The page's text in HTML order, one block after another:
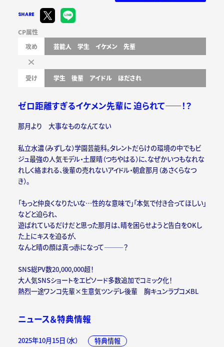
SHARE
CP属性
攻め
芸能人 学生 イケメン 先輩
受け 学生 後輩 アイドル ほだされ
ゼロ距離すぎるイケメン先輩に 迫られて――！？
那月より 大事なものなんてない
私立水濃（みずしな）学園芸能科。タレントだらけの環境の中でもビ
ジュ最強の人気モデル・土屋晴（つちやはる）に、なぜかいつもなれな
れしく絡まれる、後輩の売れないアイドル・朝倉那月（あさくらなつ
き）。
「もっと仲良くなりたいな…性的な意味で」「本気で付き合ってほしい」
などと迫られ、
遊ばれているだけだと思った那月は、晴を困らせようと告白をOKし
た上にキスを迫るが、
なんと晴の顔は真っ赤になって―――？
SNS総PV数20,000,000超！
大人気SNSショートをエピソード多数追加でコミック化！
熱烈一途ワンコ先輩×生意気ツンデレ後輩 胸キュンラブコメBL
ニュース＆特典情報
2025年10月15日（水）
特典情報